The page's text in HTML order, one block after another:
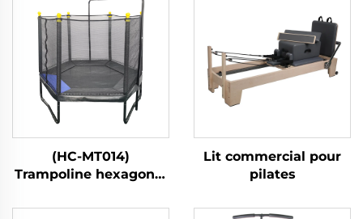
(HC-MT014)
Trampoline hexagonal
de sécurité
Lit commercial pour
pilates